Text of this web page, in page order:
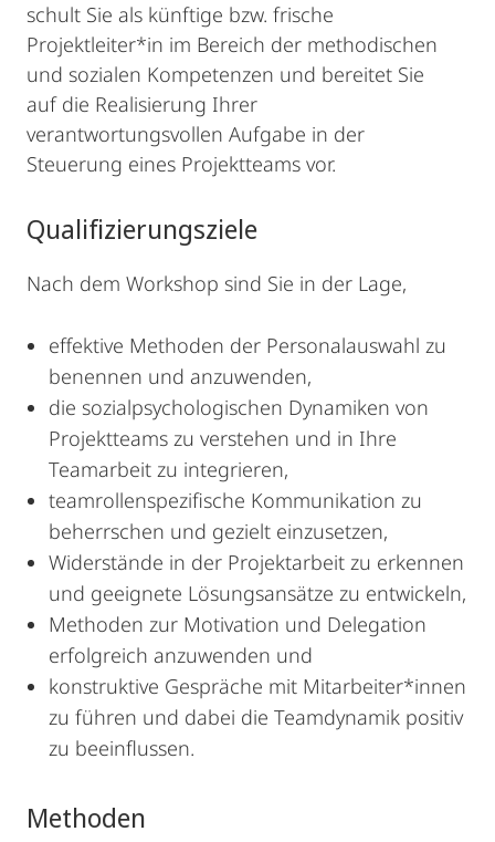
schult Sie als künftige bzw. frische
Projektleiter*in im Bereich der methodischen
und sozialen Kompetenzen und bereitet Sie
auf die Realisierung Ihrer
verantwortungsvollen Aufgabe in der
Steuerung eines Projektteams vor.
Qualifizierungsziele
Nach dem Workshop sind Sie in der Lage,
effektive Methoden der Personalauswahl zu
benennen und anzuwenden,
die sozialpsychologischen Dynamiken von
Projektteams zu verstehen und in Ihre
Teamarbeit zu integrieren,
teamrollenspezifische Kommunikation zu
beherrschen und gezielt einzusetzen,
Widerstände in der Projektarbeit zu erkennen
und geeignete Lösungsansätze zu entwickeln,
Methoden zur Motivation und Delegation
erfolgreich anzuwenden und
konstruktive Gespräche mit Mitarbeiter*innen
zu führen und dabei die Teamdynamik positiv
zu beeinflussen.
Methoden